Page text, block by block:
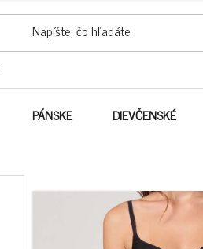
PÁNSKE DIEVČENSKÉ